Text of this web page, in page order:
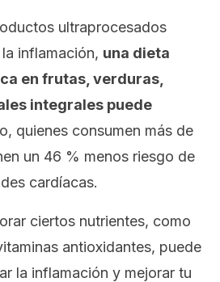
ultraprocesados
inflamación, una dieta
en frutas, verduras,
integrales puede
quienes consumen más de
un 46 % menos riesgo de
cardíacas.
ciertos nutrientes, como
antioxidantes, puede
la inflamación y mejorar tu